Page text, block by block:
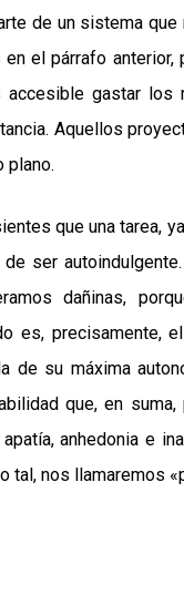
de un sistema
el párrafo
accesible gastar
Aquellos
plano.
que una tarea,
de ser
dañinas,
es, precisamente, el
de su máxima
que, en
anhedonia e
tal, nos llamaremos